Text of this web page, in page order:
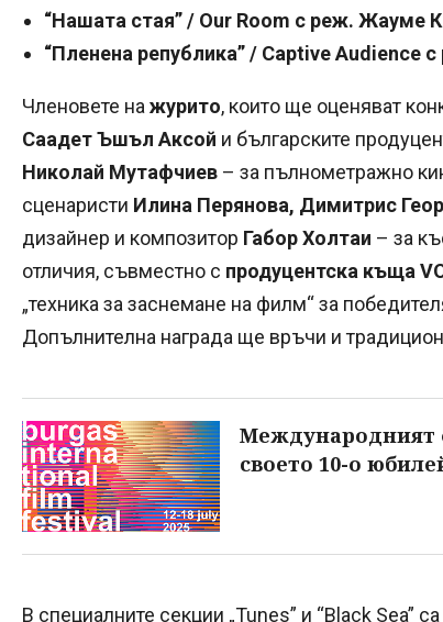
“Нашата стая” / Our Room с реж. Жауме
“Пленена република” / Captive Audience
Членовете на журито, които ще оценяват
Саадет Ъшъл Аксой и българските
Николай Мутафчиев – за пълнометражно
сценаристи Илина Перянова, Димитрис
дизайнер и композитор Габор Холтаи – за
отличия, съвместно с продуцентска къща
„техника за заснемане на филм“ за
Допълнителна награда ще връчи и
Международният
своето 10-о
В специалните секции „Tunes” и “Black